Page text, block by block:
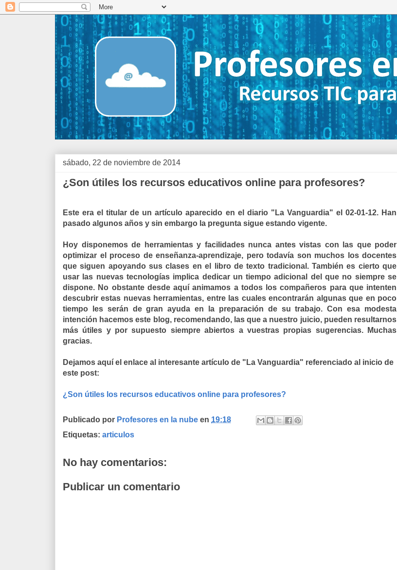
sábado, 22 de noviembre de 2014
¿Son útiles los recursos educativos online para profesores?
Este era el titular de un artículo aparecido en el diario "La Vanguardia" el 02-01-12. Han
pasado algunos años y sin embargo la pregunta sigue estando vigente.
Hoy disponemos de herramientas y facilidades nunca antes vistas con las que poder
optimizar el proceso de enseñanza-aprendizaje, pero todavía son muchos los docentes
que siguen apoyando sus clases en el libro de texto tradicional. También es cierto que
usar las nuevas tecnologías implica dedicar un tiempo adicional del que no siempre se
dispone. No obstante desde aquí animamos a todos los compañeros para que intenten
descubrir estas nuevas herramientas, entre las cuales encontrarán algunas que en poco
tiempo les serán de gran ayuda en la preparación de su trabajo. Con esa modesta
intención hacemos este blog, recomendando, las que a nuestro juicio, pueden resultarnos
más útiles y por supuesto siempre abiertos a vuestras propias sugerencias. Muchas
gracias.
Dejamos aquí el enlace al interesante artículo de "La Vanguardia" referenciado al inicio de
este post:
¿Son útiles los recursos educativos online para profesores?
Publicado por Profesores en la nube en 19:18
Etiquetas: articulos
No hay comentarios:
Publicar un comentario